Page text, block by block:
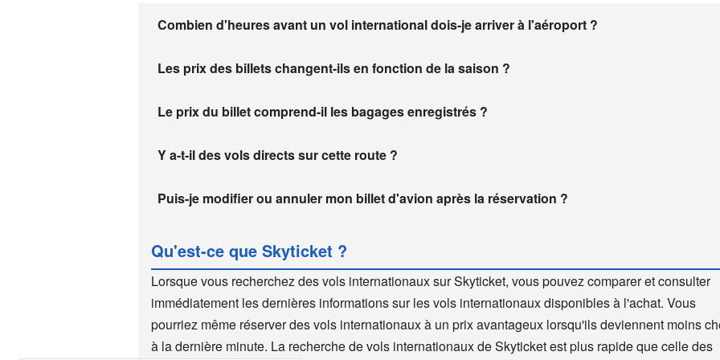
Combien d'heures avant un vol international dois-je arriver à l'aéroport ?
Les prix des billets changent-ils en fonction de la saison ?
Le prix du billet comprend-il les bagages enregistrés ?
Y a-t-il des vols directs sur cette route ?
Puis-je modifier ou annuler mon billet d'avion après la réservation ?
Qu'est-ce que Skyticket ?
Lorsque vous recherchez des vols internationaux sur Skyticket, vous pouvez comparer et consulter
immédiatement les dernières informations sur les vols internationaux disponibles à l'achat. Vous
pourriez même réserver des vols internationaux à un prix avantageux lorsqu'ils deviennent moins
à la dernière minute. La recherche de vols internationaux de Skyticket est plus rapide que celle des